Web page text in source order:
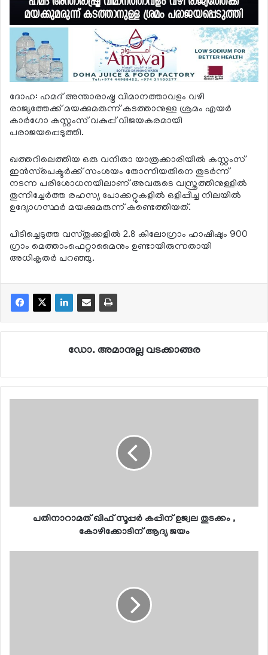
ദോഹ: ഹമദ് അന്താരാഷ്ട്ര വിമാനത്താവളം വഴി
രാജ്യത്തേക്ക് മയക്കുമരുന്ന് കടത്താനുള്ള ശ്രമം എയര്‍
കാര്‍ഗോ കസ്റ്റംസ് വകുപ്പ് വിജയകരമായി
പരാജയപ്പെടുത്തി.
ഖത്തറിലെത്തിയ ഒരു വനിതാ യാത്രക്കാരിയില്‍ കസ്റ്റംസ്
ഇന്‍സ്‌പെക്ടര്‍ക്ക് സംശയം തോന്നിയതിനെ തുടര്‍ന്ന്
നടന്ന പരിശോധനയിലാണ് അവരുടെ വസ്ത്രത്തിനുള്ളില്‍
തുന്നിച്ചേര്‍ത്ത രഹസ്യ പോക്കറ്റുകളില്‍ ഒളിപ്പിച്ച നിലയില്‍
ഉദ്യോഗസ്ഥര്‍ മയക്കുമരുന്ന് കണ്ടെത്തിയത്.
പിടിച്ചെടുത്ത വസ്തുക്കളില്‍ 2.8 കിലോഗ്രാം ഹാഷിഷും 900
ഗ്രാം മെത്താംഫെറ്റാമൈനും ഉണ്ടായിരുന്നതായി
അധികൃതര്‍ പറഞ്ഞു.
ഡോ. അമാനുല്ല വടക്കാങ്ങര
പതിനാറാമത് ഖിഫ് സൂപ്പര്‍ കപ്പിന് ഉജ്വല തുടക്കം ,
കോഴിക്കോടിന് ആദ്യ ജയം